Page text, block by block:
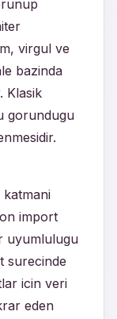
virgul ve
bazinda
Klasik
gorundugu
import
uyumlulugu
surecinde
icin veri
eden